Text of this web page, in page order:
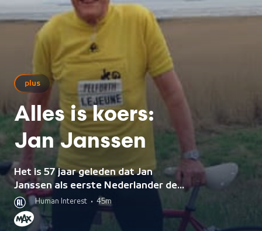
plus
Alles is koers:
Jan Janssen
Het is 57 jaar geleden dat Jan
Janssen als eerste Nederlander de
Tour de France won. Een film met
uniek materiaal uit het privéarchief
van Jan Janssen.
Human Interest • 45m